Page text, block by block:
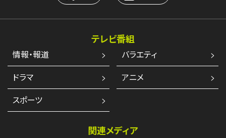
テレビ番組
情報・報道
バラエティ
ドラマ
アニメ
スポーツ
関連メディア